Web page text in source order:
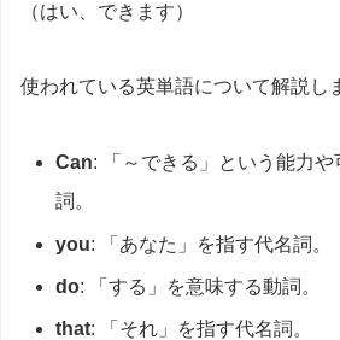
（はい、できます）
使われている英単語について解説し
Can: 「～できる」という能力
詞。
you: 「あなた」を指す代名詞。
do: 「する」を意味する動詞。
that: 「それ」を指す代名詞。